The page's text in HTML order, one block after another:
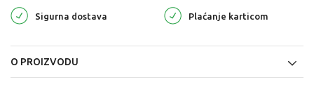
Sigurna dostava Plaćanje karticom
O PROIZVODU